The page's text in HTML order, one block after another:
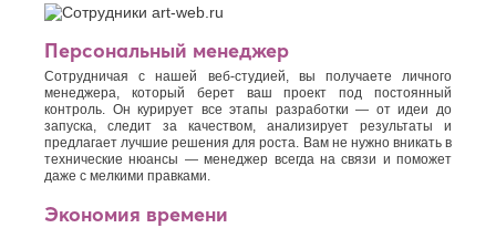
Персональный менеджер
Сотрудничая с нашей веб-студией, вы получаете личного
менеджера, который берет ваш проект под постоянный
контроль. Он курирует все этапы разработки — от идеи до
запуска, следит за качеством, анализирует результаты и
предлагает лучшие решения для роста. Вам не нужно вникать в
технические нюансы — менеджер всегда на связи и поможет
даже с мелкими правками.
Экономия времени